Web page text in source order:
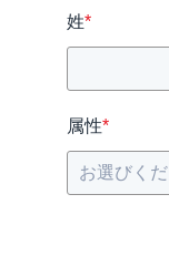
姓*
属性*